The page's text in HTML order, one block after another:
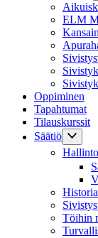
ELM
Oppiminen
Tapahtumat
Tilauskurssit
Säätiö
Hallinto
Historia
Töihin